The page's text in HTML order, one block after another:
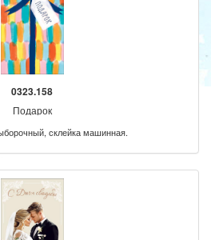
0323.158
Подарок
склейка машинная.